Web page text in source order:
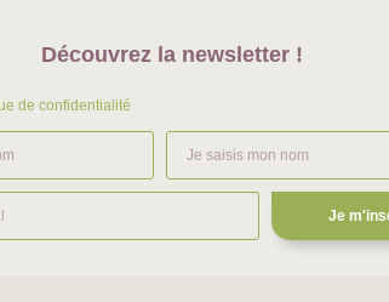
Découvrez la newsletter !
de confidentialité
Je